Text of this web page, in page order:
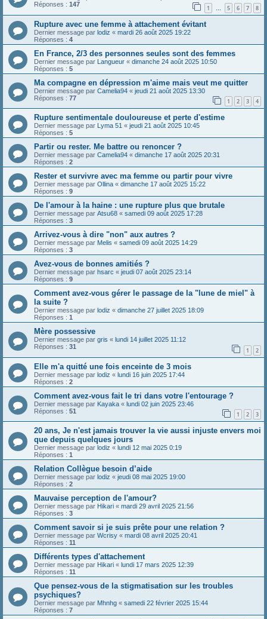
Réponses : 147 1 … 5 6 7 8
Rupture avec une femme à attachement évitant
Dernier message par lodiz « mardi 26 août 2025 19:22
Réponses : 4
En France, 2/3 des personnes seules sont des femmes
Dernier message par Langueur « dimanche 24 août 2025 10:50
Réponses : 5
Ma compagne en dépression m'aime mais veut me quitter
Dernier message par Camelia94 « jeudi 21 août 2025 13:30
Réponses : 77 1 2 3 4
Rupture sentimentale douloureuse et perte d'estime
Dernier message par Lyma 51 « jeudi 21 août 2025 10:45
Réponses : 5
Partir ou rester. Me battre ou renoncer ?
Dernier message par Camelia94 « dimanche 17 août 2025 20:31
Réponses : 2
Rester et survivre avec ma femme ou partir pour vivre
Dernier message par Ollina « dimanche 17 août 2025 15:22
Réponses : 9
De l'amour à la haine : une rupture plus que brutale
Dernier message par Atsu68 « samedi 09 août 2025 17:28
Réponses : 3
Arrivez-vous à dire "non" aux autres ?
Dernier message par Melis « samedi 09 août 2025 14:29
Réponses : 3
Avez-vous de bonnes amitiés ?
Dernier message par hsarc « jeudi 07 août 2025 23:14
Réponses : 9
Comment avez-vous gérer le passage de la "lune de miel" à
la suite ?
Dernier message par lodiz « dimanche 27 juillet 2025 18:09
Réponses : 1
Mère possessive
Dernier message par gris « lundi 14 juillet 2025 11:12
Réponses : 31 1 2
Elle m'a quitté une fois enceinte de 3 mois
Dernier message par lodiz « lundi 16 juin 2025 17:44
Réponses : 2
Comment avez-vous fait le tri dans votre l'entourage ?
Dernier message par Kayaka « lundi 02 juin 2025 23:46
Réponses : 51 1 2 3
20 ans, Je n'est jamais trouver la vie aussi injuste envers moi
que depuis quelques jours
Dernier message par lodiz « lundi 12 mai 2025 0:19
Réponses : 1
Relation Collègue besoin d’aide
Dernier message par lodiz « jeudi 08 mai 2025 19:00
Réponses : 2
Mauvaise perception de l'amour?
Dernier message par Hikari « mardi 29 avril 2025 21:56
Réponses : 3
Comment savoir si je suis prête pour une relation ?
Dernier message par Wcrisy « mardi 08 avril 2025 20:41
Réponses : 11
Différents types d'attachement
Dernier message par Hikari « lundi 17 mars 2025 12:39
Réponses : 11
Que pensez-vous de la stigmatisation sur les troubles
psychiques?
Dernier message par Mhnhg « samedi 22 février 2025 15:44
Réponses : 7